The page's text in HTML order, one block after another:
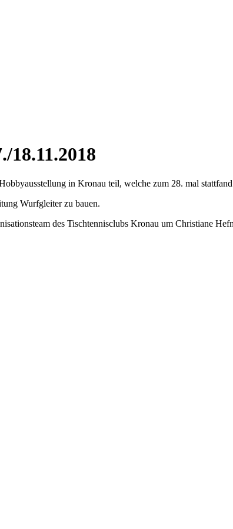
18.11.2018
in Kronau teil, welche zum 28. mal
Wurfgleiter zu bauen.
des Tischtennisclubs Kronau um Christiane